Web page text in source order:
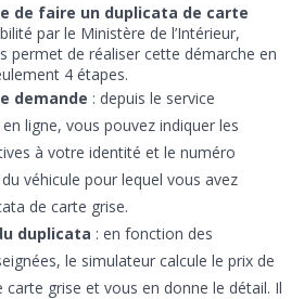
de faire un duplicata de carte
par le Ministère de l’Intérieur,
permet de réaliser cette démarche en
4 étapes.
demande : depuis le service
ligne, vous pouvez indiquer les
à votre identité et le numéro
véhicule pour lequel vous avez
de carte grise.
duplicata : en fonction des
le simulateur calcule le prix de
carte grise et vous en donne le détail. Il